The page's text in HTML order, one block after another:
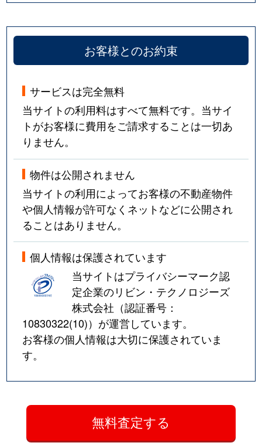
お客様とのお約束
サービスは完全無料
当サイトの利用料はすべて無料です。当サイ
トがお客様に費用をご請求することは一切あ
りません。
物件は公開されません
当サイトの利用によってお客様の不動産物件
や個人情報が許可なくネットなどに公開され
ることはありません。
個人情報は保護されています
当サイトはプライバシーマーク認
定企業のリビン・テクノロジーズ
株式会社（認証番号：
10830322(10)）が運営しています。
お客様の個人情報は大切に保護されていま
す。